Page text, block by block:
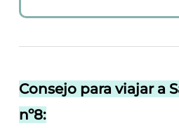
Consejo para viajar a
nº8: